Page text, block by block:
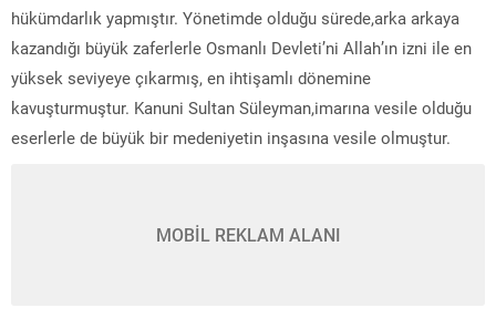
hükümdarlık yapmıştır. Yönetimde olduğu sürede,arka arkaya
kazandığı büyük zaferlerle Osmanlı Devleti’ni Allah’ın izni ile en
yüksek seviyeye çıkarmış, en ihtişamlı dönemine
kavuşturmuştur. Kanuni Sultan Süleyman,imarına vesile olduğu
eserlerle de büyük bir medeniyetin inşasına vesile olmuştur.
MOBİL REKLAM ALANI